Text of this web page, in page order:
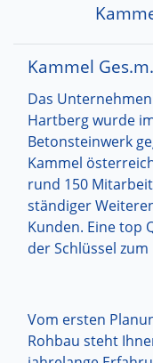
Kammel
Das
Hartberg wurde
Betonsteinwerk
Kammel
rund 150
ständiger
Kunden. Eine top
der Schlüssel
Vom ersten
Rohbau steht